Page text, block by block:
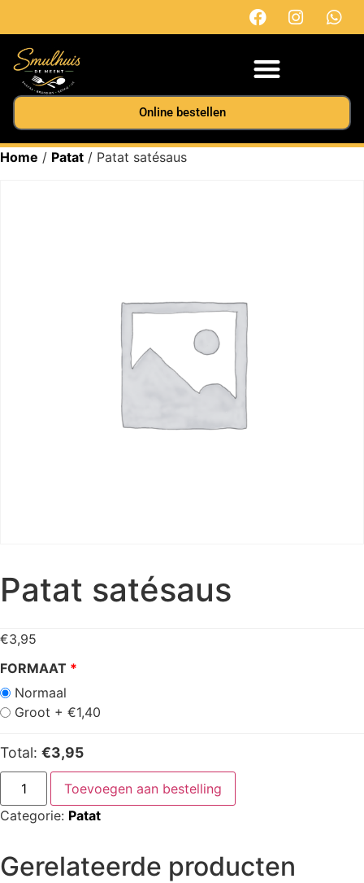
Online bestellen
Home / Patat / Patat satésaus
Patat satésaus
€3,95
FORMAAT
Normaal
Groot + €1,40
Total: €3,95
Toevoegen aan bestelling
Categorie: Patat
Gerelateerde producten